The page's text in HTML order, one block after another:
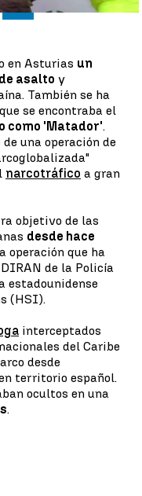
Linkedin
en Asturias un
asalto y
También se ha
se encontraba el
como 'Matador'.
una operación de
narcotráfico a gran
objetivo de las
desde hace
operación que ha
de la Policía
estadounidense
(HSI).
interceptados
del Caribe
desde
territorio español.
ocultos en una
.